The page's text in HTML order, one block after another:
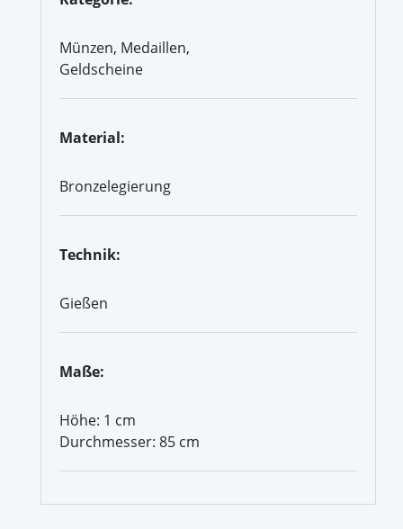
Münzen, Medaillen,
Geldscheine
Material:
Bronzelegierung
Technik:
Gießen
Maße:
Höhe: 1 cm
Durchmesser: 85 cm